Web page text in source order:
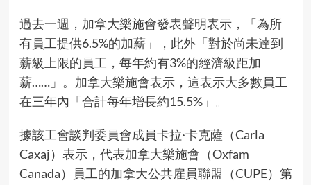
過去一週，加拿大樂施會發表聲明表示，「為所
有員工提供6.5%的加薪」，此外「對於尚未達到
薪級上限的員工，每年約有3%的經濟級距加
薪……」。加拿大樂施會表示，這表示大多數員工
在三年內「合計每年增長約15.5%」。
據該工會談判委員會成員卡拉·卡克薩（Carla
Caxaj）表示，代表加拿大樂施會（Oxfam
Canada）員工的加拿大公共雇員聯盟（CUPE）第